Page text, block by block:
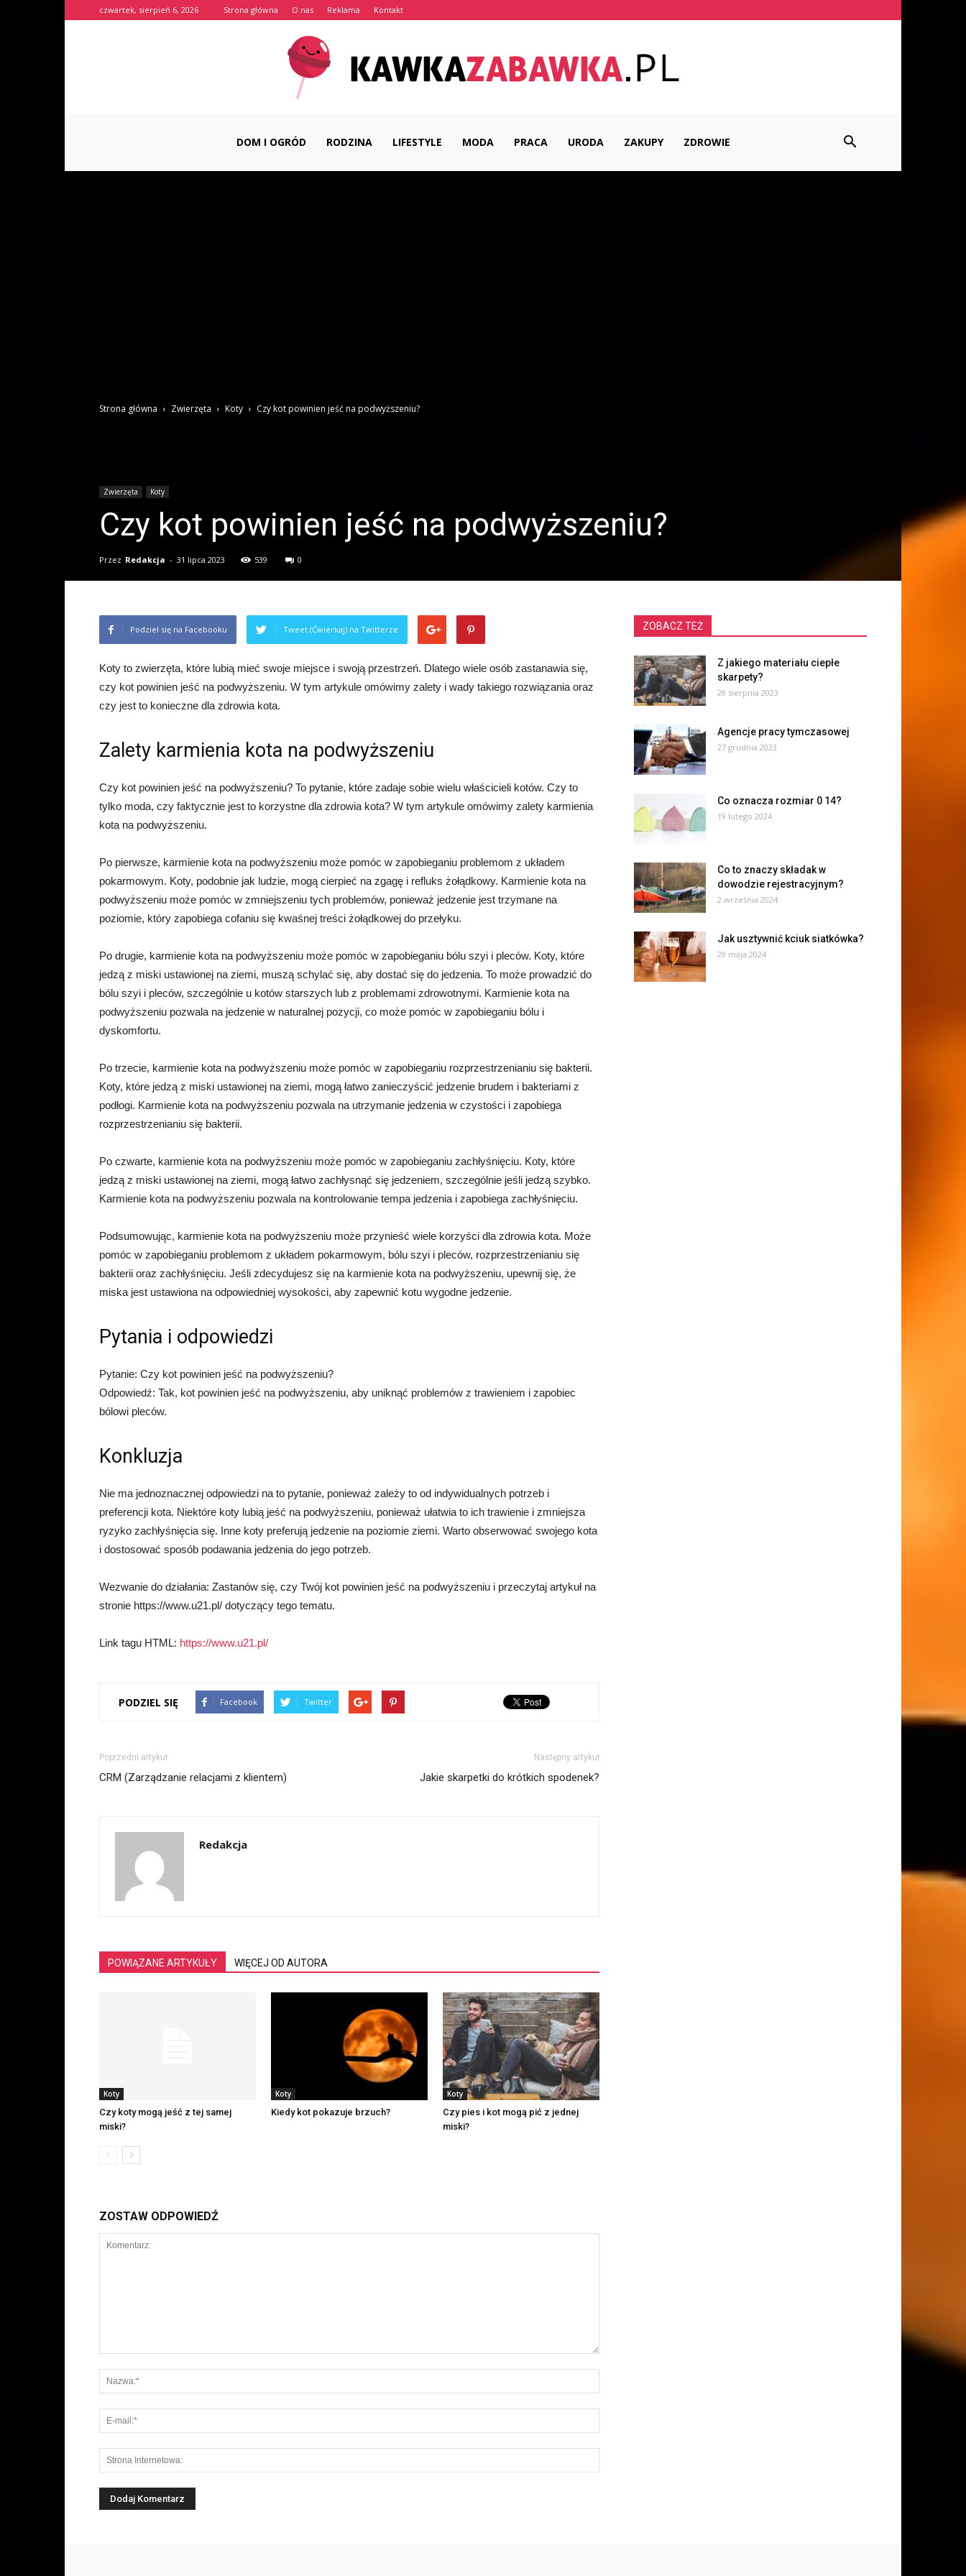
czwartek, sierpień 6, 2026 Strona główna O nas Reklama Kontakt
KawkaZabawka.pl
DOM I OGRÓD RODZINA LIFESTYLE MODA PRACA URODA ZAKUPY ZDROWIE
Strona główna Zwierzęta Koty Czy kot powinien jeść na podwyższeniu?
Zwierzęta Koty
Czy kot powinien jeść na podwyższeniu?
Przez Redakcja - 31 lipca 2023 539 0
Podziel się na Facebooku Tweet (Ćwierkaj) na Twitterze
Koty to zwierzęta, które lubią mieć swoje miejsce i swoją przestrzeń. Dlatego wiele osób zastanawia się,
czy kot powinien jeść na podwyższeniu. W tym artykule omówimy zalety i wady takiego rozwiązania oraz
czy jest to konieczne dla zdrowia kota.
Zalety karmienia kota na podwyższeniu
Czy kot powinien jeść na podwyższeniu? To pytanie, które zadaje sobie wielu właścicieli kotów. Czy to
tylko moda, czy faktycznie jest to korzystne dla zdrowia kota? W tym artykule omówimy zalety karmienia
kota na podwyższeniu.
Po pierwsze, karmienie kota na podwyższeniu może pomóc w zapobieganiu problemom z układem
pokarmowym. Koty, podobnie jak ludzie, mogą cierpieć na zgagę i refluks żołądkowy. Karmienie kota na
podwyższeniu może pomóc w zmniejszeniu tych problemów, ponieważ jedzenie jest trzymane na
poziomie, który zapobiega cofaniu się kwaśnej treści żołądkowej do przełyku.
Po drugie, karmienie kota na podwyższeniu może pomóc w zapobieganiu bólu szyi i pleców. Koty, które
jedzą z miski ustawionej na ziemi, muszą schylać się, aby dostać się do jedzenia. To może prowadzić do
bólu szyi i pleców, szczególnie u kotów starszych lub z problemami zdrowotnymi. Karmienie kota na
podwyższeniu pozwala na jedzenie w naturalnej pozycji, co może pomóc w zapobieganiu bólu i
dyskomfortu.
Po trzecie, karmienie kota na podwyższeniu może pomóc w zapobieganiu rozprzestrzenianiu się bakterii.
Koty, które jedzą z miski ustawionej na ziemi, mogą łatwo zanieczyścić jedzenie brudem i bakteriami z
podłogi. Karmienie kota na podwyższeniu pozwala na utrzymanie jedzenia w czystości i zapobiega
rozprzestrzenianiu się bakterii.
Po czwarte, karmienie kota na podwyższeniu może pomóc w zapobieganiu zachłyśnięciu. Koty, które
jedzą z miski ustawionej na ziemi, mogą łatwo zachłysnąć się jedzeniem, szczególnie jeśli jedzą szybko.
Karmienie kota na podwyższeniu pozwala na kontrolowanie tempa jedzenia i zapobiega zachłyśnięciu.
Podsumowując, karmienie kota na podwyższeniu może przynieść wiele korzyści dla zdrowia kota. Może
pomóc w zapobieganiu problemom z układem pokarmowym, bólu szyi i pleców, rozprzestrzenianiu się
bakterii oraz zachłyśnięciu. Jeśli zdecydujesz się na karmienie kota na podwyższeniu, upewnij się, że
miska jest ustawiona na odpowiedniej wysokości, aby zapewnić kotu wygodne jedzenie.
Pytania i odpowiedzi
Pytanie: Czy kot powinien jeść na podwyższeniu?
Odpowiedź: Tak, kot powinien jeść na podwyższeniu, aby uniknąć problemów z trawieniem i zapobiec
bólowi pleców.
Konkluzja
Nie ma jednoznacznej odpowiedzi na to pytanie, ponieważ zależy to od indywidualnych potrzeb i
preferencji kota. Niektóre koty lubią jeść na podwyższeniu, ponieważ ułatwia to ich trawienie i zmniejsza
ryzyko zachłyśnięcia się. Inne koty preferują jedzenie na poziomie ziemi. Warto obserwować swojego kota
i dostosować sposób podawania jedzenia do jego potrzeb.
Wezwanie do działania: Zastanów się, czy Twój kot powinien jeść na podwyższeniu i przeczytaj artykuł na
stronie https://www.u21.pl/ dotyczący tego tematu.
Link tagu HTML: https://www.u21.pl/
PODZIEL SIĘ Facebook Twitter
Poprzedni artykuł
CRM (Zarządzanie relacjami z klientem)
Następny artykuł
Jakie skarpetki do krótkich spodenek?
Redakcja
POWIĄZANE ARTYKUŁY WIĘCEJ OD AUTORA
Koty
Czy koty mogą jeść z tej samej
miski?
Koty
Kiedy kot pokazuje brzuch?
Koty
Czy pies i kot mogą pić z jednej
miski?
ZOSTAW ODPOWIEDŹ
ZOBACZ TEŻ
Z jakiego materiału ciepłe
skarpety?
28 sierpnia 2023
Agencje pracy tymczasowej
27 grudnia 2023
Co oznacza rozmiar 0 14?
19 lutego 2024
Co to znaczy składak w
dowodzie rejestracyjnym?
2 września 2024
Jak usztywnić kciuk siatkówka?
29 maja 2024